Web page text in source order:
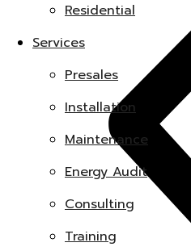
Residential
Services
Presales
Installation
Maintenance
Energy Audit
Consulting
Training